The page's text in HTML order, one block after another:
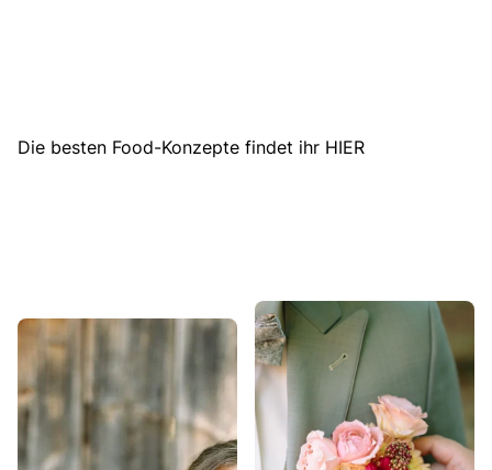
Die besten Food-Konzepte findet ihr HIER